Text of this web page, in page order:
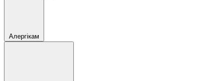
Алергікам